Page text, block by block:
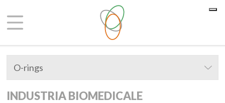
O-rings
INDUSTRIA BIOMEDICALE
Informativa sulla raccolta
Le tue preferenze relative alla privacy